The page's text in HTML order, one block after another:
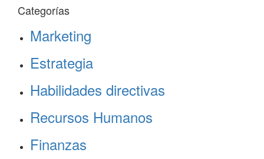
Categorías
Marketing
Estrategia
Habilidades directivas
Recursos Humanos
Finanzas